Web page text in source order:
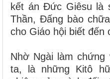
kết án Đức Giêsu là
Thần, Đấng bào
cho Giáo hội biết đến
Nhờ Ngài làm chứng
ta, là những Kitô